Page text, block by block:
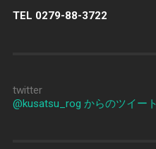
TEL 0279-88-3722
twitter
@kusatsu_rog からのツイート